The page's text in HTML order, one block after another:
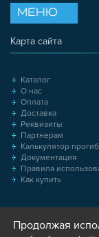
МЕНЮ
Карта сайта
Каталог
О нас
Оплата
Доставка
Реквизиты
Партнерам
Калькулятор
Документация
Правила
Как купить
Продолжая